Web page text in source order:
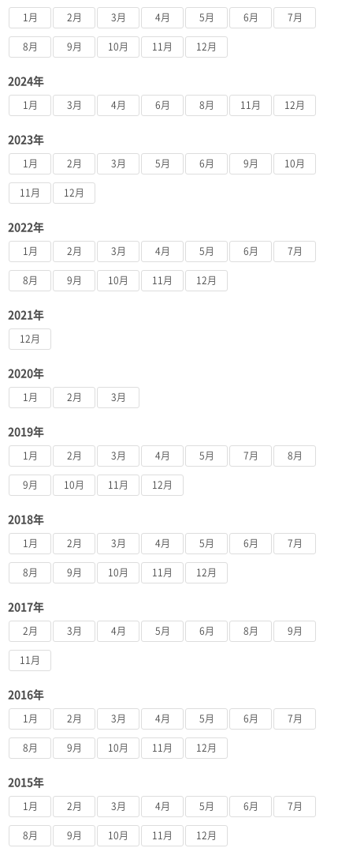
1月 2月 3月 4月 5月 6月 7月
8月 9月 10月 11月 12月
2024年
1月 3月 4月 6月 8月 11月 12月
2023年
1月 2月 3月 5月 6月 9月 10月
11月 12月
2022年
1月 2月 3月 4月 5月 6月 7月
8月 9月 10月 11月 12月
2021年
12月
2020年
1月 2月 3月
2019年
1月 2月 3月 4月 5月 7月 8月
9月 10月 11月 12月
2018年
1月 2月 3月 4月 5月 6月 7月
8月 9月 10月 11月 12月
2017年
2月 3月 4月 5月 6月 8月 9月
11月
2016年
1月 2月 3月 4月 5月 6月 7月
8月 9月 10月 11月 12月
2015年
1月 2月 3月 4月 5月 6月 7月
8月 9月 10月 11月 12月